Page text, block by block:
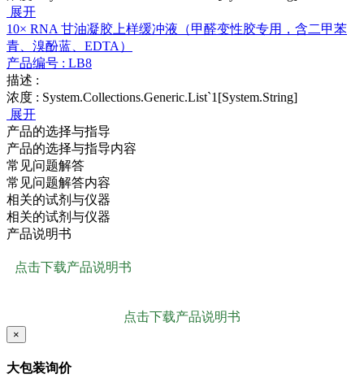
展开
10× RNA 甘油凝胶上样缓冲液（甲醛变性胶专用，含二甲苯
青、溴酚蓝、EDTA）
产品编号 : LB8
描述 :
浓度 : System.Collections.Generic.List`1[System.String]
展开
产品的选择与指导
产品的选择与指导内容
常见问题解答
常见问题解答内容
相关的试剂与仪器
相关的试剂与仪器
产品说明书
点击下载产品说明书
点击下载产品说明书
×
大包装询价